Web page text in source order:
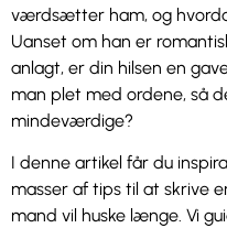
værdsætter ham, og
Uanset om han er
anlagt, er din hilsen en
man plet med ordene, så
mindeværdige?
I denne artikel får du
masser af tips til at skrive
mand vil huske længe. Vi